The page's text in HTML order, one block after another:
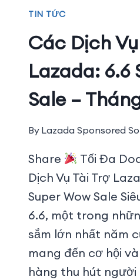
TIN TỨC
Các Dịch
Lazada: 6.6
Sale –
By Lazada Sponsored
Share
Tối Đa
Dịch Vụ Tài Trợ
Super Wow Sale
6.6, một trong
sắm lớn nhất năm
mang đến cơ hội
hàng thu hút